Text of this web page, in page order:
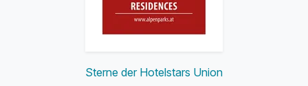
Sterne der Hotelstars Union